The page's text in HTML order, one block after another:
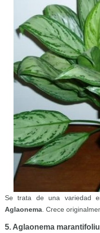
Se trata de una variedad
Aglaonema . Crece
5. Aglaonema